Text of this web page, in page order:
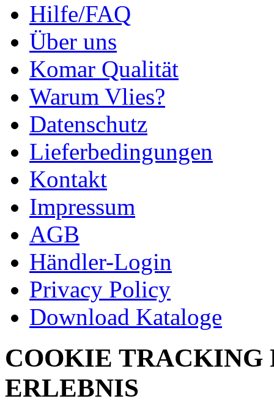
Hilfe/FAQ
Über uns
Komar Qualität
Warum Vlies?
Datenschutz
Lieferbedingungen
Kontakt
Impressum
AGB
Händler-Login
Privacy Policy
Download Kataloge
COOKIE TRACKING
ERLEBNIS